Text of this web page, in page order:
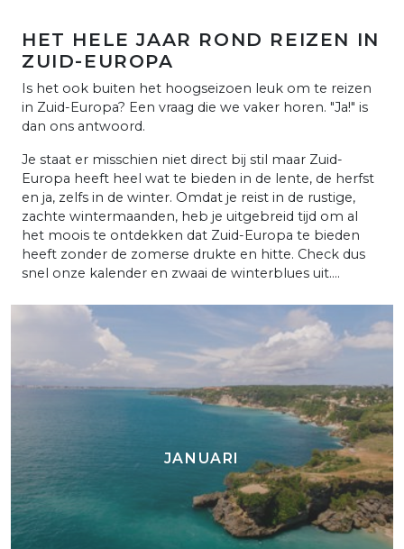
HET HELE JAAR ROND REIZEN IN
ZUID-EUROPA
Is het ook buiten het hoogseizoen leuk om te reizen
in Zuid-Europa? Een vraag die we vaker horen. "Ja!" is
dan ons antwoord.
Je staat er misschien niet direct bij stil maar Zuid-
Europa heeft heel wat te bieden in de lente, de herfst
en ja, zelfs in de winter. Omdat je reist in de rustige,
zachte wintermaanden, heb je uitgebreid tijd om al
het moois te ontdekken dat Zuid-Europa te bieden
heeft zonder de zomerse drukte en hitte. Check dus
snel onze kalender en zwaai de winterblues uit....
JANUARI